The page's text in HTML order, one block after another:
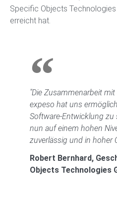
Specific Objects
erreicht hat.
"Die Zusammenarbeit
expeso hat uns
Software-Entwicklung zu
nun auf einem hohen
zuverlässig und in hoher
Robert Bernhard,
Objects Technologies